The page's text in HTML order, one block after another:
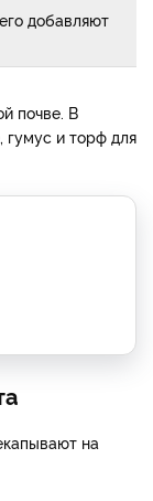
добавляют
почве. В
гумус и торф для
на